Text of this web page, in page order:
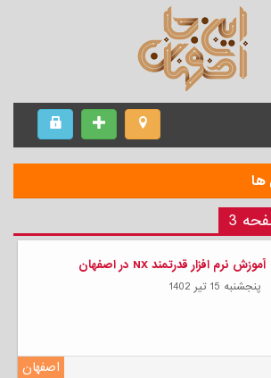
ها
3
آموزش نرم افزار قدرتمند NX در اصفهان
پنجشنبه 15 تیر 1402
اصفهان